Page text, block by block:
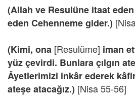
(Allah ve Resulüne itaat
eden Cehenneme gider.)
(Kimi, ona [Resulüme] iman
yüz çevirdi. Bunlara çılgın
Âyetlerimizi inkâr ederek
ateşe atacağız.) [Nisa 55-56]